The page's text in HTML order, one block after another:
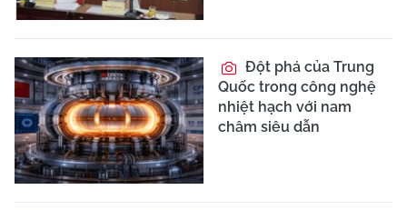
Đột phá của Trung
Quốc trong công nghệ
nhiệt hạch với nam
châm siêu dẫn